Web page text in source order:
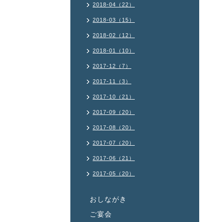
2018-04（22）
2018-03（15）
2018-02（12）
2018-01（10）
2017-12（7）
2017-11（3）
2017-10（21）
2017-09（20）
2017-08（20）
2017-07（20）
2017-06（21）
2017-05（20）
おしながき
ご宴会